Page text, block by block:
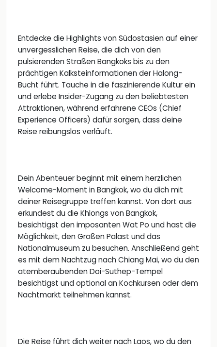
Entdecke die Highlights von Südostasien auf einer
unvergesslichen Reise, die dich von den
pulsierenden Straßen Bangkoks bis zu den
prächtigen Kalksteinformationen der Halong-
Bucht führt. Tauche in die faszinierende Kultur ein
und erlebe Insider-Zugang zu den beliebtesten
Attraktionen, während erfahrene CEOs (Chief
Experience Officers) dafür sorgen, dass deine
Reise reibungslos verläuft.
Dein Abenteuer beginnt mit einem herzlichen
Welcome-Moment in Bangkok, wo du dich mit
deiner Reisegruppe treffen kannst. Von dort aus
erkundest du die Khlongs von Bangkok,
besichtigst den imposanten Wat Po und hast die
Möglichkeit, den Großen Palast und das
Nationalmuseum zu besuchen. Anschließend geht
es mit dem Nachtzug nach Chiang Mai, wo du den
atemberaubenden Doi-Suthep-Tempel
besichtigst und optional an Kochkursen oder dem
Nachtmarkt teilnehmen kannst.
Die Reise führt dich weiter nach Laos, wo du den